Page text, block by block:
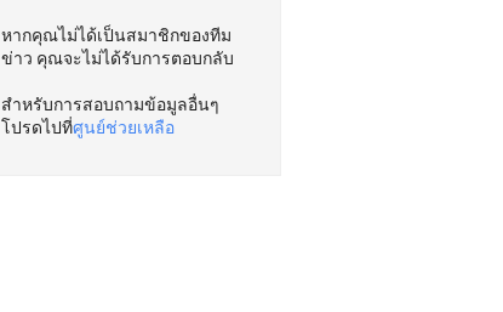
หากคุณไม่ได้เป็นสมาชิกของทีม
ข่าว คุณจะไม่ได้รับการตอบกลับ
สำหรับการสอบถามข้อมูลอื่นๆ
โปรดไปที่ศูนย์ช่วยเหลือ